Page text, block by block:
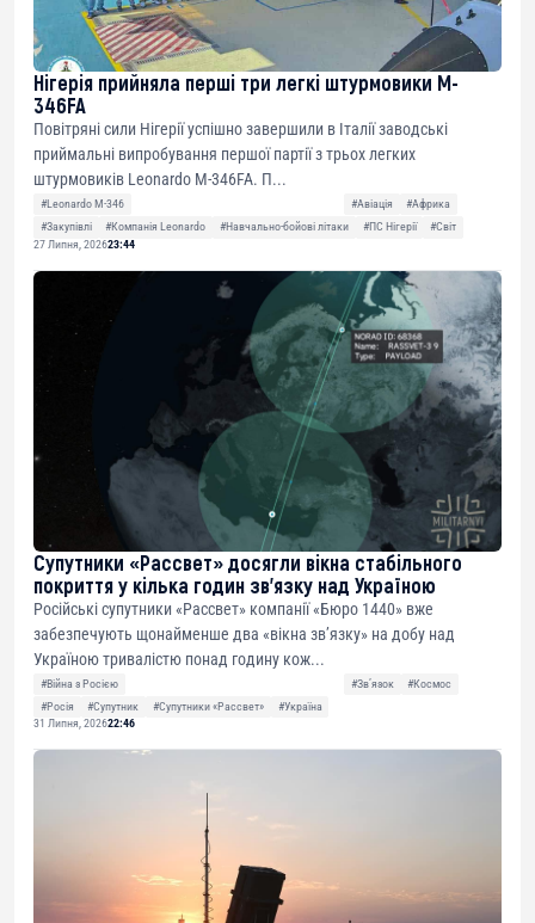
Нігерія прийняла перші три легкі штурмовики M-
346FA
Повітряні сили Нігерії успішно завершили в Італії заводські
приймальні випробування першої партії з трьох легких
штурмовиків Leonardo M-346FA. П...
#Leonardo M-346 #Авіація
#Африка
#Закупівлі
#Компанія Leonardo #Навчально-бойові літаки #ПС Нігерії
#Світ
27 Липня, 202623:44
Супутники «Рассвет» досягли вікна стабільного
покриття у кілька годин зв’язку над Україною
Російські супутники «Рассвет» компанії «Бюро 1440» вже
забезпечують щонайменше два «вікна зв’язку» на добу над
Україною тривалістю понад годину кож...
#Війна з Росією #Звʼязок
#Космос
#Росія
#Супутник #Супутники «Рассвет»
#Україна
31 Липня, 202622:46